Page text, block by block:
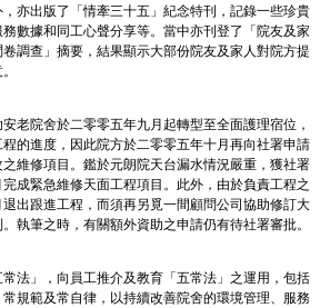
亦出版了「情牽三十五」紀念特刊，記錄一些珍貴
數據和同工心聲分享等。當中亦刊登了「院友及家
調查」摘要，結果顯示大部份院友及家人對院方提
老院舍於二零零五年九月起轉型至全面護理宿位，
的進度，因此院方於二零零五年十月再向社署申請
維修項目。鑑於元朗院天台漏水情況嚴重，獲社署
成緊急維修天面工程項目。此外，由於負責工程之
出跟進工程，而須再另覓一間顧問公司協助修訂大
執筆之時，有關額外資助之申請仍有待社署審批。
法」，向員工推介及教育「五常法」之運用，包括
規範及常自律，以持續改善院舍的環境管理、服務